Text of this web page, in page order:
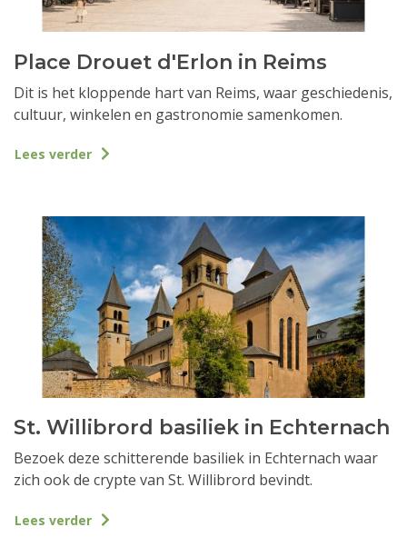
Place Drouet d'Erlon in Reims
Dit is het kloppende hart van Reims, waar geschiedenis,
cultuur, winkelen en gastronomie samenkomen.
Lees verder
St. Willibrord basiliek in Echternach
Bezoek deze schitterende basiliek in Echternach waar
zich ook de crypte van St. Willibrord bevindt.
Lees verder